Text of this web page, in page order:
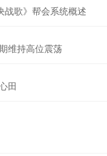
战歌》帮会系统概述
维持高位震荡
田